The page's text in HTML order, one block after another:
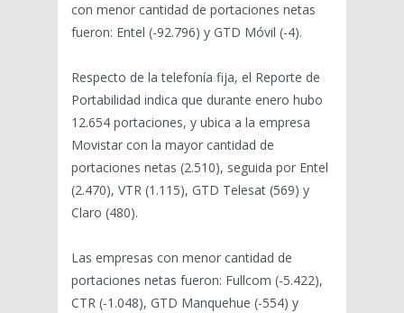
con menor cantidad de portaciones netas
fueron: Entel (-92.796) y GTD Móvil (-4).
Respecto de la telefonía fija, el Reporte de
Portabilidad indica que durante enero hubo
12.654 portaciones, y ubica a la empresa
Movistar con la mayor cantidad de
portaciones netas (2.510), seguida por Entel
(2.470), VTR (1.115), GTD Telesat (569) y
Claro (480).
Las empresas con menor cantidad de
portaciones netas fueron: Fullcom (-5.422),
CTR (-1.048), GTD Manquehue (-554) y